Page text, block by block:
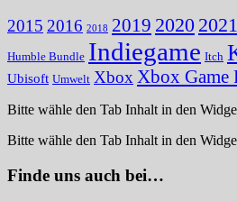
2015 2016 2018 2019 2020 2021
Humble Bundle Indiegame Itch
Ubisoft Umwelt Xbox Xbox Game
Bitte wähle den Tab Inhalt in den
Bitte wähle den Tab Inhalt in den
Finde uns auch bei…